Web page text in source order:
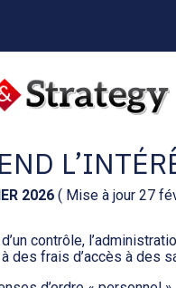
2026 ( Mise à jour 27
contrôle,
des frais d’accès à des